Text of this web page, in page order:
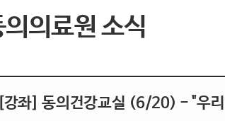
의료원 소식
[강좌] 동의건강교실 (6/20) - "우